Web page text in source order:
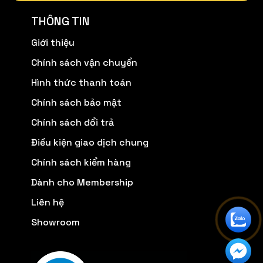
THÔNG TIN
Giới thiệu
Chính sách vận chuyển
Hình thức thanh toán
Chính sách bảo mật
Chính sách đổi trả
Điều kiện giao dịch chung
Chính sách kiểm hàng
Dành cho Membership
Liên hệ
Showroom